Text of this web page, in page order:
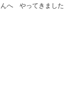
へ やってきました